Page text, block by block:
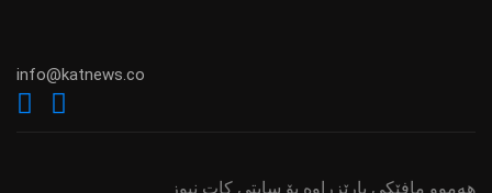
info@katnews.co
هەموو مافێكی پارێزراوە بۆ سایتی كات نیوز